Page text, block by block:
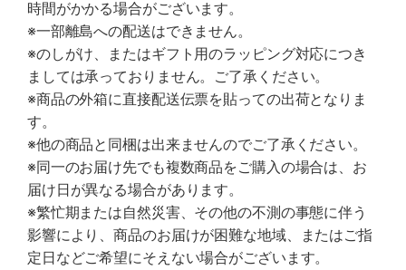
時間がかかる場合がございます。
※一部離島への配送はできません。
※のしがけ、またはギフト用のラッピング対応につき
ましては承っておりません。ご了承ください。
※商品の外箱に直接配送伝票を貼っての出荷となりま
す。
※他の商品と同梱は出来ませんのでご了承ください。
※同一のお届け先でも複数商品をご購入の場合は、お
届け日が異なる場合があります。
※繁忙期または自然災害、その他の不測の事態に伴う
影響により、商品のお届けが困難な地域、またはご指
定日などご希望にそえない場合がございます。